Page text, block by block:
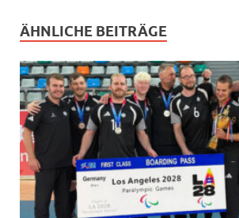
ÄHNLICHE BEITRÄGE